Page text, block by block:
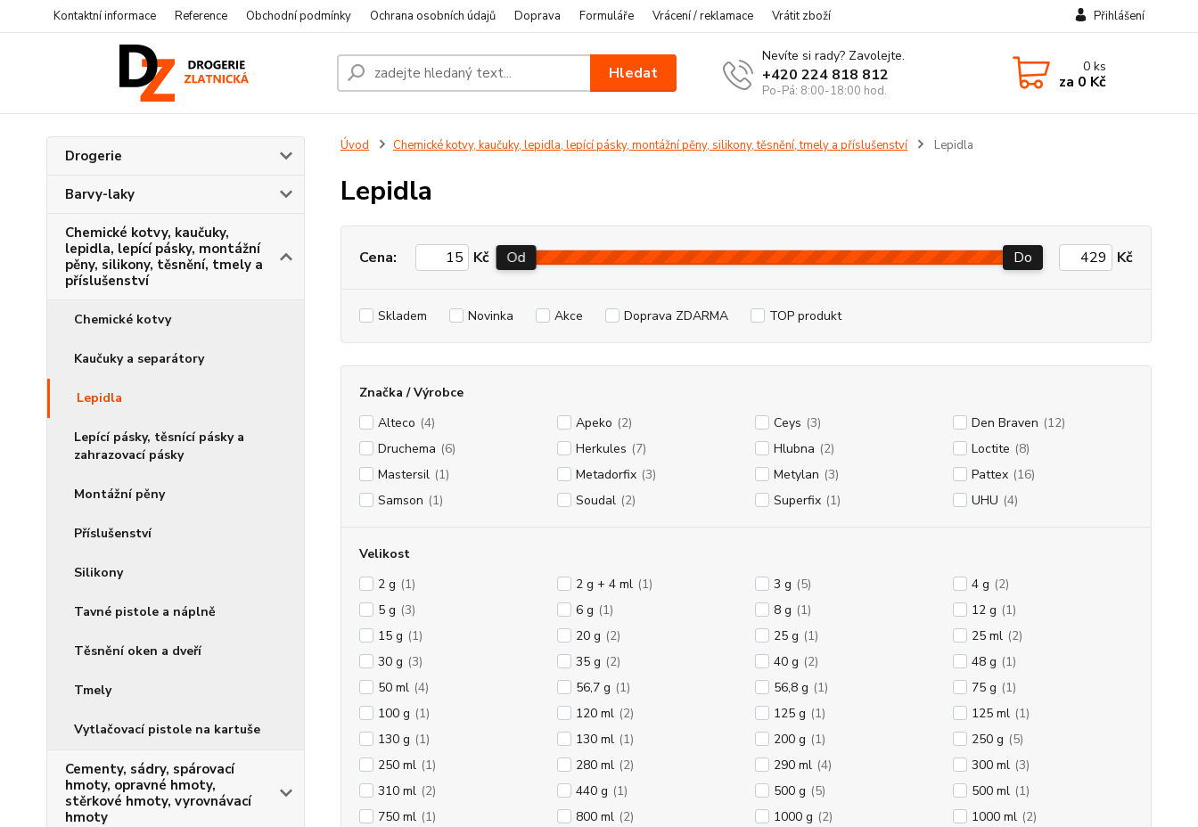
Kontaktní informace Reference Obchodní podmínky Ochrana osobních údajů Doprava Formuláře Vrácení / reklamace Vrátit zboží Přihlášení
Hledat
Nevíte si rady? Zavolejte.
+420 224 818 812
Po-Pá: 8:00-18:00 hod.
0ks
za 0 Kč
Drogerie
Barvy-laky
Chemické kotvy, kaučuky,
lepidla, lepící pásky, montážní
pěny, silikony, těsnění, tmely a
příslušenství
Chemické kotvy
Kaučuky a separátory
Lepidla
Lepící pásky, těsnící pásky a
zahrazovací pásky
Montážní pěny
Příslušenství
Silikony
Tavné pistole a náplně
Těsnění oken a dveří
Tmely
Vytlačovací pistole na kartuše
Cementy, sádry, spárovací
hmoty, opravné hmoty,
stěrkové hmoty, vyrovnávací
hmoty
Úvod Chemické kotvy, kaučuky, lepidla, lepící pásky, montážní pěny, silikony, těsnění, tmely a příslušenství Lepidla
Lepidla
Cena: Kč Od Do Kč
Skladem Novinka Akce Doprava ZDARMA TOP produkt
Značka / Výrobce
Alteco (4) Apeko (2) Ceys (3) Den Braven (12)
Druchema (6) Herkules (7) Hlubna (2) Loctite (8)
Mastersil (1) Metadorfix (3) Metylan (3) Pattex (16)
Samson (1) Soudal (2) Superfix (1) UHU (4)
Velikost
2 g (1) 2 g + 4 ml (1) 3 g (5) 4 g (2)
5 g (3) 6 g (1) 8 g (1) 12 g (1)
15 g (1) 20 g (2) 25 g (1) 25 ml (2)
30 g (3) 35 g (2) 40 g (2) 48 g (1)
50 ml (4) 56,7 g (1) 56,8 g (1) 75 g (1)
100 g (1) 120 ml (2) 125 g (1) 125 ml (1)
130 g (1) 130 ml (1) 200 g (1) 250 g (5)
250 ml (1) 280 ml (2) 290 ml (4) 300 ml (3)
310 ml (2) 440 g (1) 500 g (5) 500 ml (1)
750 ml (1) 800 ml (2) 1000 g (2) 1000 ml (2)